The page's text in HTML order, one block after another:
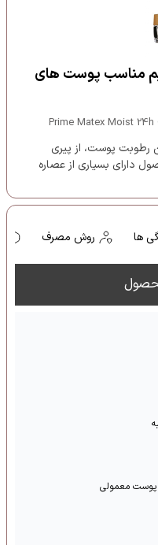
24 ساعته پریم مناسب پوست های
Prime Matex Moist
با تامین رطوبت پوست، از پیری
دارای بسیاری از عصاره
ها روش مصرف
معمولی